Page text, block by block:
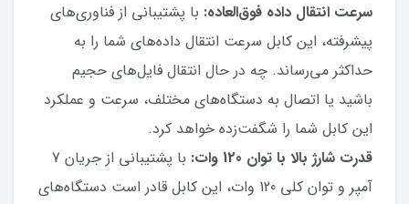
سرعت انتقال داده فوق‌العاده: با پشتیبانی از فناوری‌های
پیشرفته، این کابل سرعت انتقال داده‌های شما را به
حداکثر می‌رساند. چه در حال انتقال فایل‌های حجیم
باشید یا اتصال به دستگاه‌های مختلف، سرعت و عملکرد
این کابل شما را شگفت‌زده خواهد کرد.
قدرت شارژ بالا با توان 120 وات:
با پشتیبانی از جریان 7
آمپر و توان کلی 120 وات، این کابل قادر است دستگاه‌های